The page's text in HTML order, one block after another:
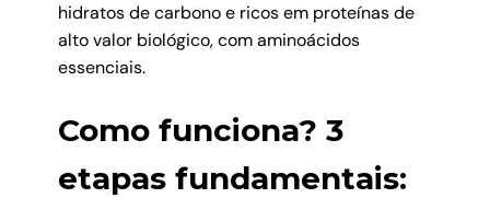
hidratos de carbono e ricos em proteínas de
alto valor biológico, com aminoácidos
essenciais.
Como funciona? 3
etapas fundamentais: